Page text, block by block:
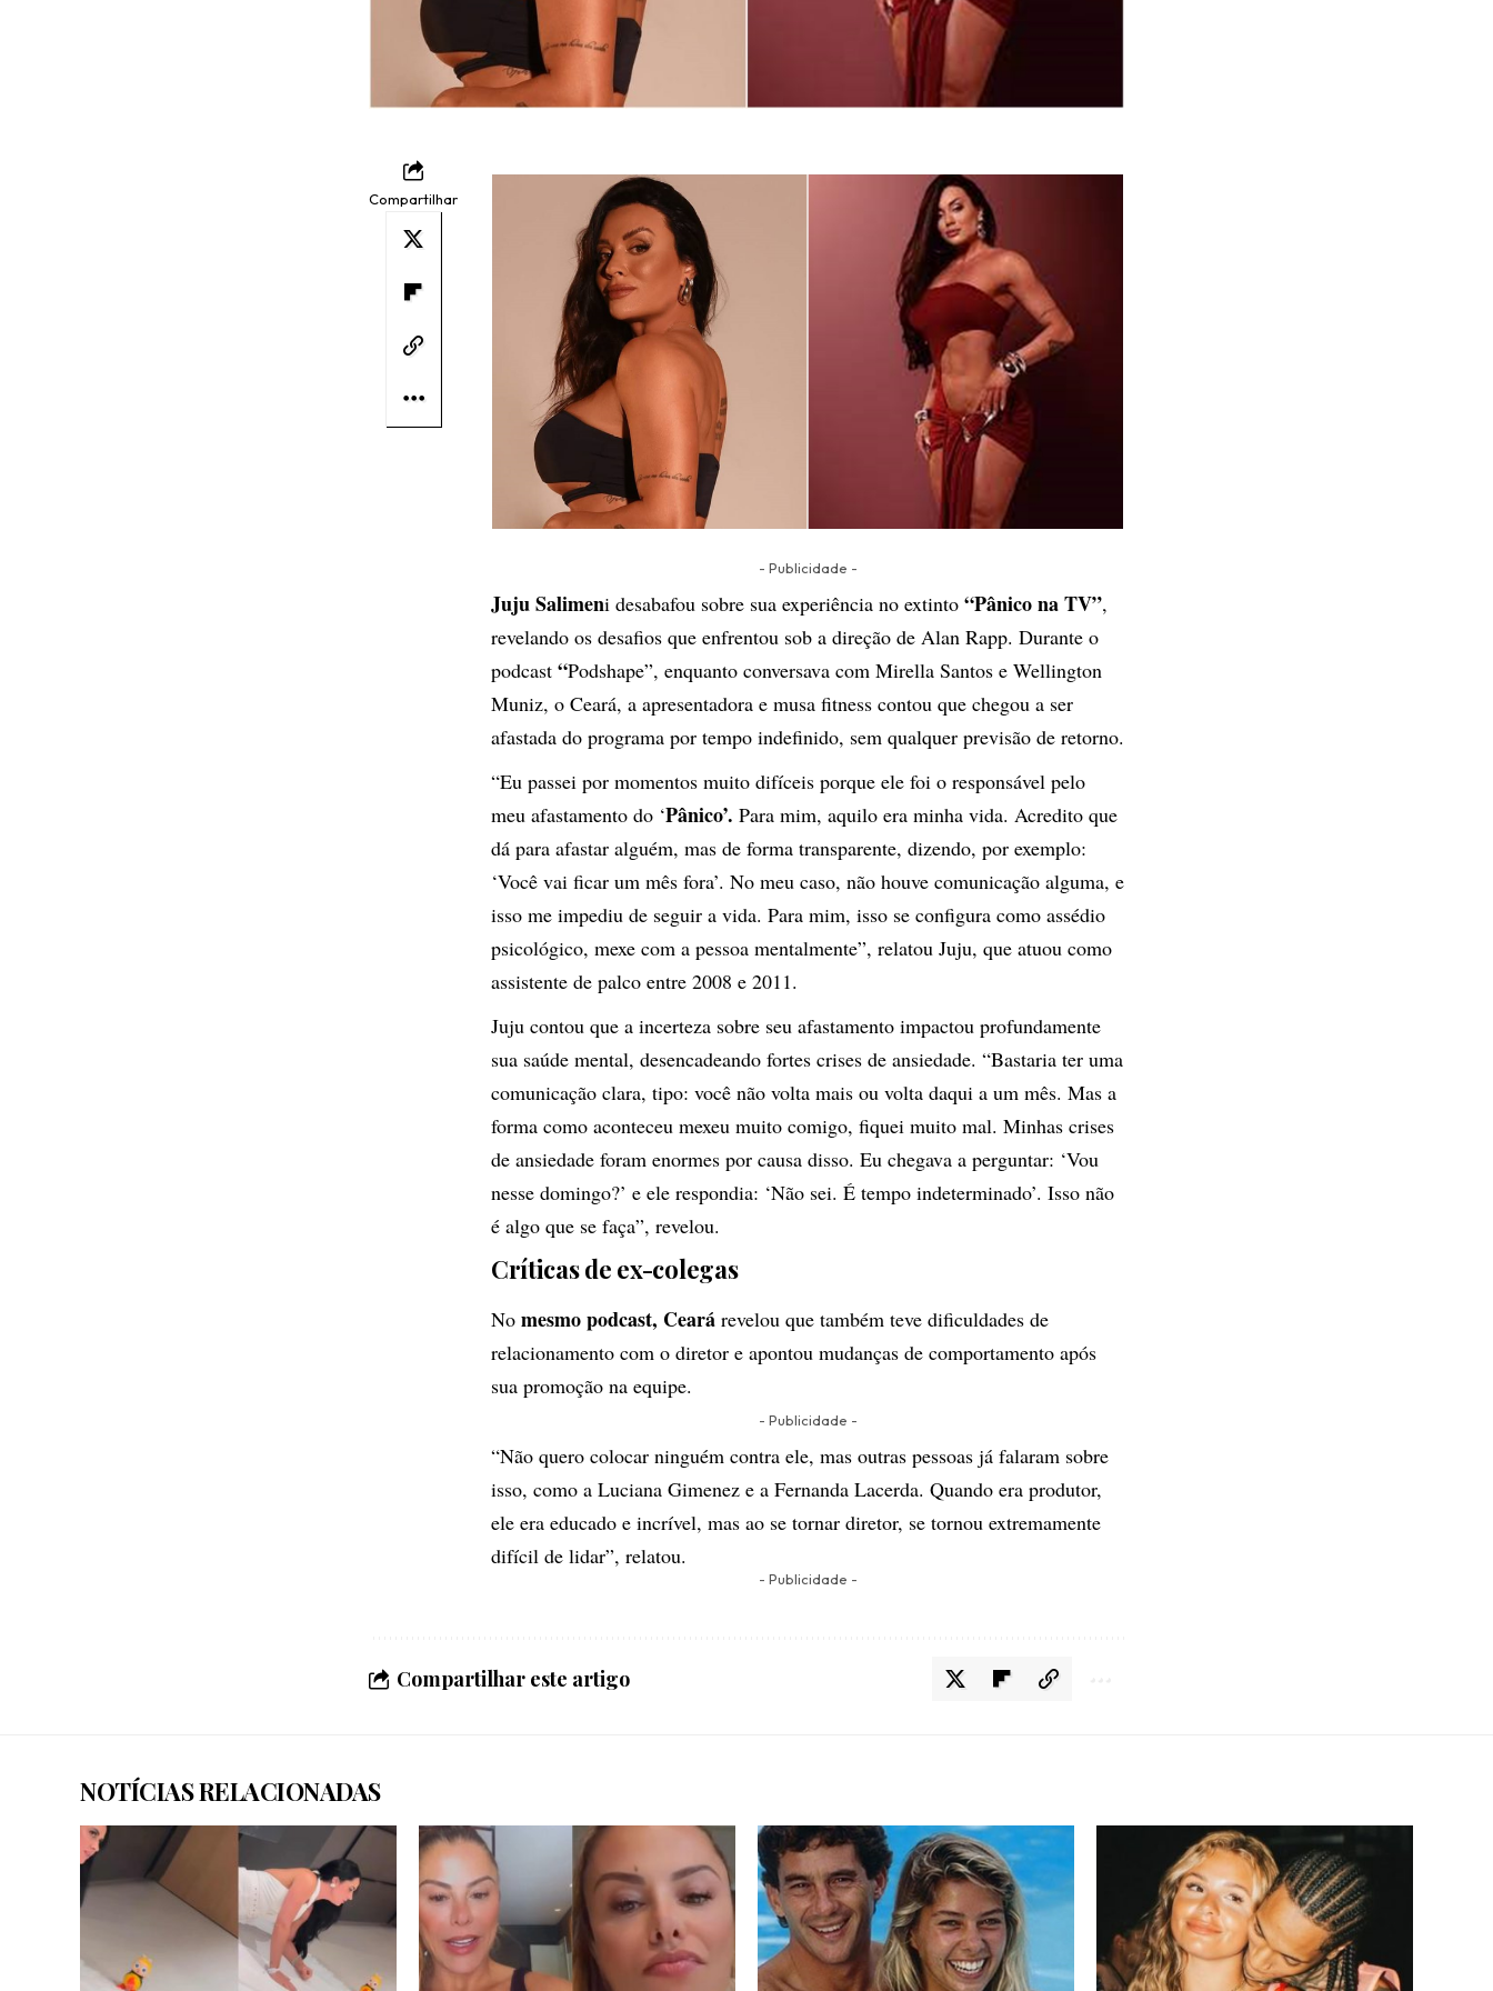
Compartilhar
- Publicidade -
Juju Salimeni desabafou sobre sua experiência no extinto “Pânico na TV”,
revelando os desafios que enfrentou sob a direção de Alan Rapp. Durante o
podcast “Podshape”, enquanto conversava com Mirella Santos e Wellington
Muniz, o Ceará, a apresentadora e musa fitness contou que chegou a ser
afastada do programa por tempo indefinido, sem qualquer previsão de retorno.
“Eu passei por momentos muito difíceis porque ele foi o responsável pelo
meu afastamento do ‘Pânico’. Para mim, aquilo era minha vida. Acredito que
dá para afastar alguém, mas de forma transparente, dizendo, por exemplo:
‘Você vai ficar um mês fora’. No meu caso, não houve comunicação alguma, e
isso me impediu de seguir a vida. Para mim, isso se configura como assédio
psicológico, mexe com a pessoa mentalmente”, relatou Juju, que atuou como
assistente de palco entre 2008 e 2011.
Juju contou que a incerteza sobre seu afastamento impactou profundamente
sua saúde mental, desencadeando fortes crises de ansiedade. “Bastaria ter uma
comunicação clara, tipo: você não volta mais ou volta daqui a um mês. Mas a
forma como aconteceu mexeu muito comigo, fiquei muito mal. Minhas crises
de ansiedade foram enormes por causa disso. Eu chegava a perguntar: ‘Vou
nesse domingo?’ e ele respondia: ‘Não sei. É tempo indeterminado’. Isso não
é algo que se faça”, revelou.
Críticas de ex-colegas
No mesmo podcast, Ceará revelou que também teve dificuldades de
relacionamento com o diretor e apontou mudanças de comportamento após
sua promoção na equipe.
- Publicidade -
“Não quero colocar ninguém contra ele, mas outras pessoas já falaram sobre
isso, como a Luciana Gimenez e a Fernanda Lacerda. Quando era produtor,
ele era educado e incrível, mas ao se tornar diretor, se tornou extremamente
difícil de lidar”, relatou.
- Publicidade -
Compartilhar este artigo
NOTÍCIAS RELACIONADAS